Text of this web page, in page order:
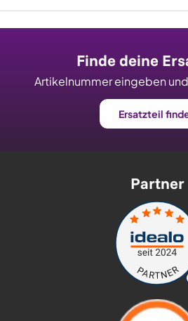
Finde deine
Artikelnummer eingeben
Ersatzteil
Partner